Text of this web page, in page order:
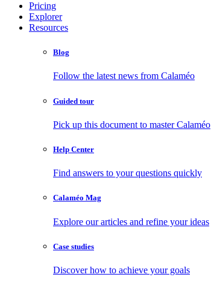
Pricing
Explorer
Resources
Blog
Follow the latest news from Calaméo
Guided tour
Pick up this document to master Calaméo
Help Center
Find answers to your questions quickly
Calaméo Mag
Explore our articles and refine your ideas
Case studies
Discover how to achieve your goals